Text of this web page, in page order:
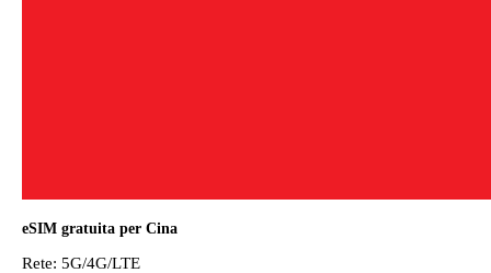
eSIM gratuita per Cina
Rete: 5G/4G/LTE